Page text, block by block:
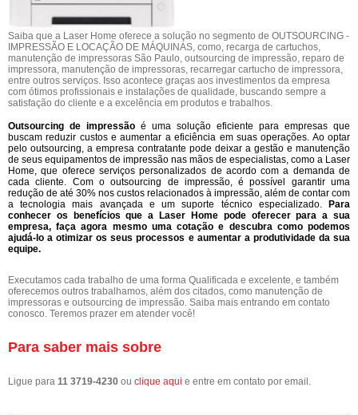
Saiba que a Laser Home oferece a solução no segmento de OUTSOURCING -
IMPRESSÃO E LOCAÇÃO DE MÁQUINAS, como, recarga de cartuchos,
manutenção de impressoras São Paulo, outsourcing de impressão, reparo de
impressora, manutenção de impressoras, recarregar cartucho de impressora,
entre outros serviços. Isso acontece graças aos investimentos da empresa
com ótimos profissionais e instalações de qualidade, buscando sempre a
satisfação do cliente e a excelência em produtos e trabalhos.
Outsourcing de impressão é uma solução eficiente para empresas que
buscam reduzir custos e aumentar a eficiência em suas operações. Ao optar
pelo outsourcing, a empresa contratante pode deixar a gestão e manutenção
de seus equipamentos de impressão nas mãos de especialistas, como a Laser
Home, que oferece serviços personalizados de acordo com a demanda de
cada cliente. Com o outsourcing de impressão, é possível garantir uma
redução de até 30% nos custos relacionados à impressão, além de contar com
a tecnologia mais avançada e um suporte técnico especializado. Para
conhecer os benefícios que a Laser Home pode oferecer para a sua
empresa, faça agora mesmo uma cotação e descubra como podemos
ajudá-lo a otimizar os seus processos e aumentar a produtividade da sua
equipe.
Executamos cada trabalho de uma forma Qualificada e excelente, e também
oferecemos outros trabalhamos, além dos citados, como manutenção de
impressoras e outsourcing de impressão. Saiba mais entrando em contato
conosco. Teremos prazer em atender você!
Para saber mais sobre
Ligue para 11 3719-4230 ou clique aqui e entre em contato por email.